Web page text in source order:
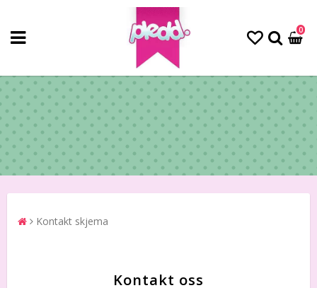
0
Kontakt skjema
Kontakt oss